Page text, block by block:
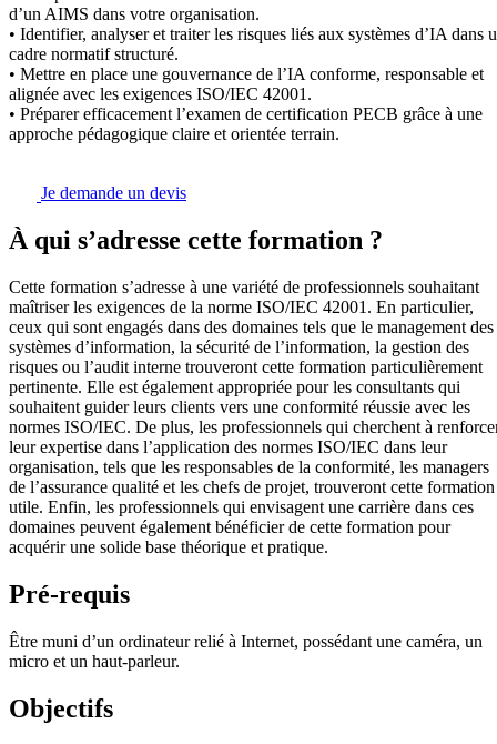
d’un AIMS dans votre organisation.
• Identifier, analyser et traiter les risques liés aux systèmes d’IA dans
cadre normatif structuré.
• Mettre en place une gouvernance de l’IA conforme, responsable et
alignée avec les exigences ISO/IEC 42001.
• Préparer efficacement l’examen de certification PECB grâce à une
approche pédagogique claire et orientée terrain.
Je demande un devis
À qui s’adresse cette formation ?
Cette formation s’adresse à une variété de professionnels souhaitant
maîtriser les exigences de la norme ISO/IEC 42001. En particulier,
ceux qui sont engagés dans des domaines tels que le management des
systèmes d’information, la sécurité de l’information, la gestion des
risques ou l’audit interne trouveront cette formation particulièrement
pertinente. Elle est également appropriée pour les consultants qui
souhaitent guider leurs clients vers une conformité réussie avec les
normes ISO/IEC. De plus, les professionnels qui cherchent à
leur expertise dans l’application des normes ISO/IEC dans leur
organisation, tels que les responsables de la conformité, les managers
de l’assurance qualité et les chefs de projet, trouveront cette formation
utile. Enfin, les professionnels qui envisagent une carrière dans ces
domaines peuvent également bénéficier de cette formation pour
acquérir une solide base théorique et pratique.
Pré-requis
Être muni d’un ordinateur relié à Internet, possédant une caméra, un
micro et un haut-parleur.
Objectifs